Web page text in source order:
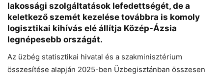
lakossági szolgáltatások lefedettségét, de a
keletkező szemét kezelése továbbra is komoly
logisztikai kihívás elé állítja Közép-Ázsia
legnépesebb országát.
Az üzbég statisztikai hivatal és a szakminisztérium
összesítése alapján 2025-ben Üzbegisztánban összesen